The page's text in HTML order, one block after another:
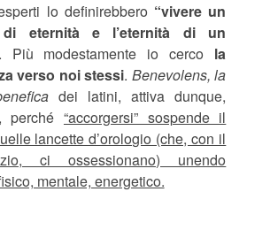
lo definirebbero “vivere un
di eternità e l’eternità di un
. Più modestamente io cerco la
verso noi stessi. Benevolens, la
dei latini, attiva dunque,
perché “accorgersi” sospende il
lancette d’orologio (che, con il
ci ossessionano) unendo
mentale, energetico.